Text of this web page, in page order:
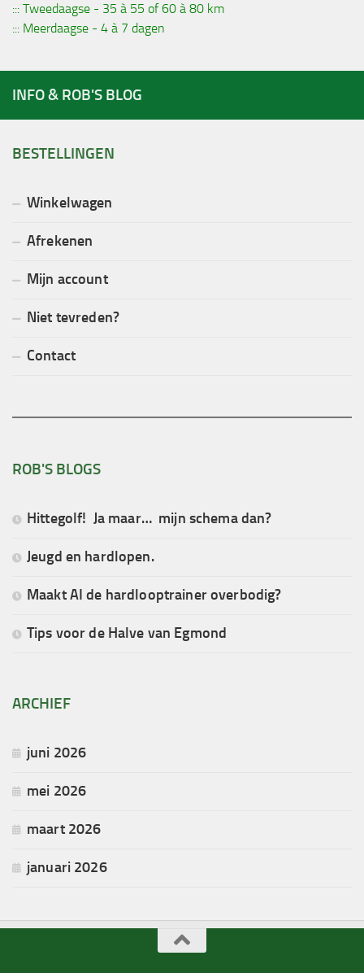
::: Tweedaagse - 35 à 55 of 60 à 80 km
::: Meerdaagse - 4 à 7 dagen
INFO & ROB'S BLOG
BESTELLINGEN
Winkelwagen
Afrekenen
Mijn account
Niet tevreden?
Contact
ROB'S BLOGS
Hittegolf! Ja maar… mijn schema dan?
Jeugd en hardlopen.
Maakt AI de hardlooptrainer overbodig?
Tips voor de Halve van Egmond
ARCHIEF
juni 2026
mei 2026
maart 2026
januari 2026